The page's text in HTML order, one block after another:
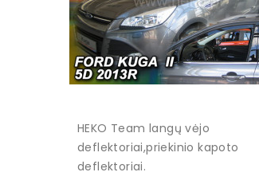
HEKO Team langų vėjo
deflektoriai,priekinio kapoto
deflektoriai.